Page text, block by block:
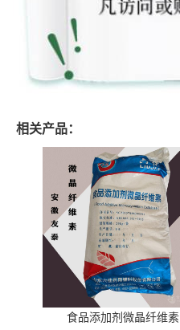
相关产品：
食品添加剂微晶纤维素